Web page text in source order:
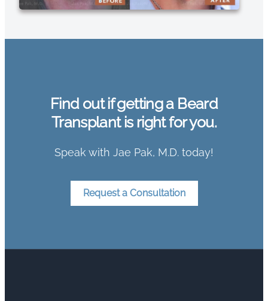
Find out if getting a Beard
Transplant is right for you.
Speak with Jae Pak, M.D. today!
Request a Consultation